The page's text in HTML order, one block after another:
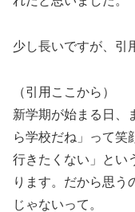
少し長いですが、引
（引用ここから）
新学期が始まる日、
ら学校だね」って笑
行きたくない」とい
ります。だから思う
じゃないって。